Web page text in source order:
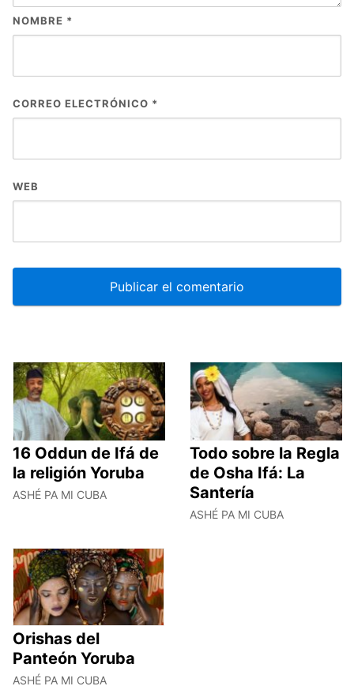
NOMBRE *
CORREO ELECTRÓNICO *
WEB
16 Oddun de Ifá de
la religión Yoruba
ASHÉ PA MI CUBA
Todo sobre la Regla
de Osha Ifá: La
Santería
ASHÉ PA MI CUBA
Orishas del
Panteón Yoruba
ASHÉ PA MI CUBA